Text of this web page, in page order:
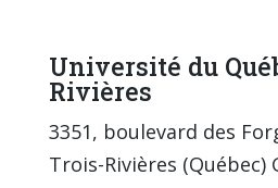
Université du
Rivières
3351, boulevard des
Trois-Rivières (Québec)